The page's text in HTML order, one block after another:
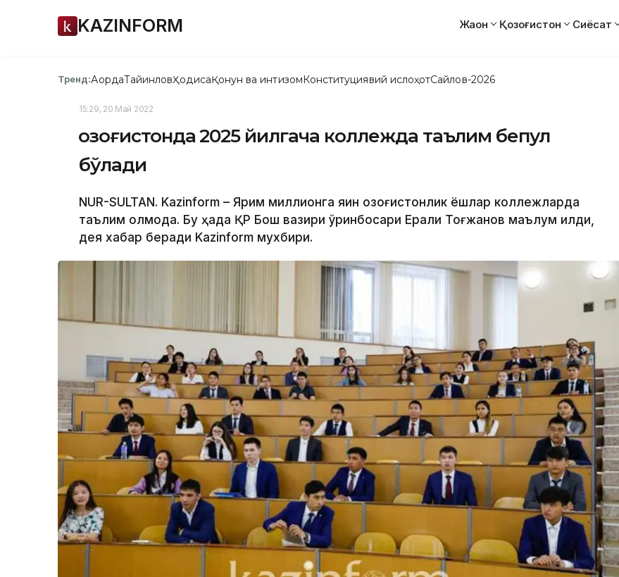
KAZINFORM Жаҳон Қозоғистон Сиёсат
Тренд:АқордаТайинловҲодисаҚонун ва интизомКонституциявий ислоҳотСайлов-2026
15:29, 20 Май 2022
Қозоғистонда 2025 йилгача коллежда таълим бепул
бўлади
NUR-SULTAN. Kazinform – Ярим миллионга яқин қозоғистонлик ёшлар коллежларда
таълим олмоқда. Бу ҳақда ҚР Бош вазири ўринбосари Ерали Тоғжанов маълум қилди,
дея хабар беради Kazinform мухбири.